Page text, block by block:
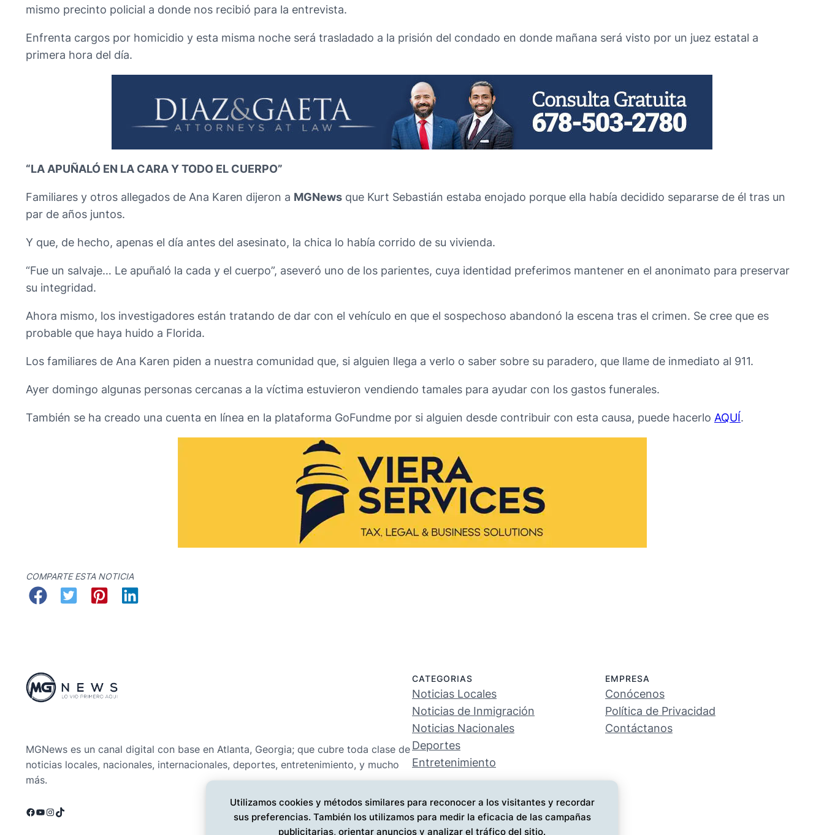
mismo precinto policial a donde nos recibió para la entrevista.
Enfrenta cargos por homicidio y esta misma noche será trasladado a la prisión del condado en donde mañana será visto por un juez estatal a
primera hora del día.
“LA APUÑALÓ EN LA CARA Y TODO EL CUERPO”
Familiares y otros allegados de Ana Karen dijeron a MGNews que Kurt Sebastián estaba enojado porque ella había decidido separarse de él tras un
par de años juntos.
Y que, de hecho, apenas el día antes del asesinato, la chica lo había corrido de su vivienda.
“Fue un salvaje… Le apuñaló la cada y el cuerpo”, aseveró uno de los parientes, cuya identidad preferimos mantener en el anonimato para preservar
su integridad.
Ahora mismo, los investigadores están tratando de dar con el vehículo en que el sospechoso abandonó la escena tras el crimen. Se cree que es
probable que haya huido a Florida.
Los familiares de Ana Karen piden a nuestra comunidad que, si alguien llega a verlo o saber sobre su paradero, que llame de inmediato al 911.
Ayer domingo algunas personas cercanas a la víctima estuvieron vendiendo tamales para ayudar con los gastos funerales.
También se ha creado una cuenta en línea en la plataforma GoFundme por si alguien desde contribuir con esta causa, puede hacerlo AQUÍ.
COMPARTE ESTA NOTICIA
MGNews es un canal digital con base en Atlanta, Georgia; que cubre toda clase de
noticias locales, nacionales, internacionales, deportes, entretenimiento, y mucho
más.
Facebook
YouTube
Instagram
TikTok
CATEGORIAS
Noticias Locales
Noticias de Inmigración
Noticias Nacionales
Deportes
Entretenimiento
EMPRESA
Conócenos
Política de Privacidad
Contáctanos
Utilizamos cookies y métodos similares para reconocer a los visitantes y recordar
sus preferencias. También los utilizamos para medir la eficacia de las campañas
publicitarias, orientar anuncios y analizar el tráfico del sitio.